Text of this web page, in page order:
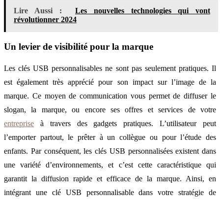
Lire Aussi :
Les nouvelles technologies qui vont
révolutionner 2024
Un levier de visibilité pour la marque
Les clés USB personnalisables ne sont pas seulement pratiques. Il
est également très apprécié pour son impact sur l’image de la
marque. Ce moyen de communication vous permet de diffuser le
slogan, la marque, ou encore ses offres et services de votre
entreprise à travers des gadgets pratiques. L’utilisateur peut
l’emporter partout, le prêter à un collègue ou pour l’étude des
enfants. Par conséquent, les clés USB personnalisées existent dans
une variété d’environnements, et c’est cette caractéristique qui
garantit la diffusion rapide et efficace de la marque. Ainsi, en
intégrant une clé USB personnalisable dans votre stratégie de